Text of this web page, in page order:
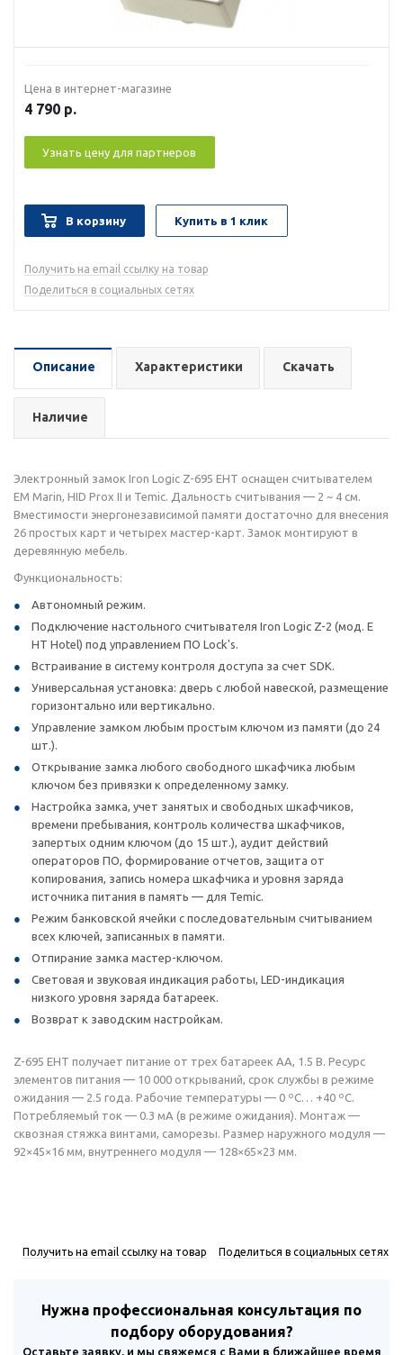
Цена в интернет-магазине
4 790 р.
Узнать цену для партнеров
В корзину Купить в 1 клик
Получить на email ссылку на товар
Поделиться в социальных сетях
Описание Характеристики Скачать
Наличие
Электронный замок Iron Logic Z-695 EHT оснащен считывателем
EM Marin, HID Prox II и Temic. Дальность считывания — 2 ~ 4 см.
Вместимости энергонезависимой памяти достаточно для внесения
26 простых карт и четырех мастер-карт. Замок монтируют в
деревянную мебель.
Функциональность:
Автономный режим.
Подключение настольного считывателя Iron Logic Z-2 (мод. E
HT Hotel) под управлением ПО Lock's.
Встраивание в систему контроля доступа за счет SDK.
Универсальная установка: дверь с любой навеской, размещение
горизонтально или вертикально.
Управление замком любым простым ключом из памяти (до 24
шт.).
Открывание замка любого свободного шкафчика любым
ключом без привязки к определенному замку.
Настройка замка, учет занятых и свободных шкафчиков,
времени пребывания, контроль количества шкафчиков,
запертых одним ключом (до 15 шт.), аудит действий
операторов ПО, формирование отчетов, защита от
копирования, запись номера шкафчика и уровня заряда
источника питания в память — для Temic.
Режим банковской ячейки с последовательным считыванием
всех ключей, записанных в памяти.
Отпирание замка мастер-ключом.
Световая и звуковая индикация работы, LED-индикация
низкого уровня заряда батареек.
Возврат к заводским настройкам.
Z-695 EHT получает питание от трех батареек АА, 1.5 В. Ресурс
элементов питания — 10 000 открываний, срок службы в режиме
ожидания — 2.5 года. Рабочие температуры — 0 ºС… +40 ºС.
Потребляемый ток — 0.3 мА (в режиме ожидания). Монтаж —
сквозная стяжка винтами, саморезы. Размер наружного модуля —
92×45×16 мм, внутреннего модуля — 128×65×23 мм.
Получить на email ссылку на товар Поделиться в социальных сетях
Нужна профессиональная консультация по
подбору оборудования?
Оставьте заявку, и мы свяжемся с Вами в ближайшее время